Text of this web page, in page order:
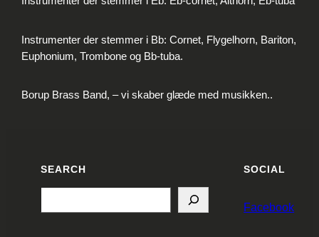
Instrumenter der stemmer i Bb: Cornet, Flygelhorn, Bariton,
Euphonium, Trombone og Bb-tuba.
Borup Brass Band, – vi skaber glæde med musikken..
SEARCH SOCIAL
Facebook